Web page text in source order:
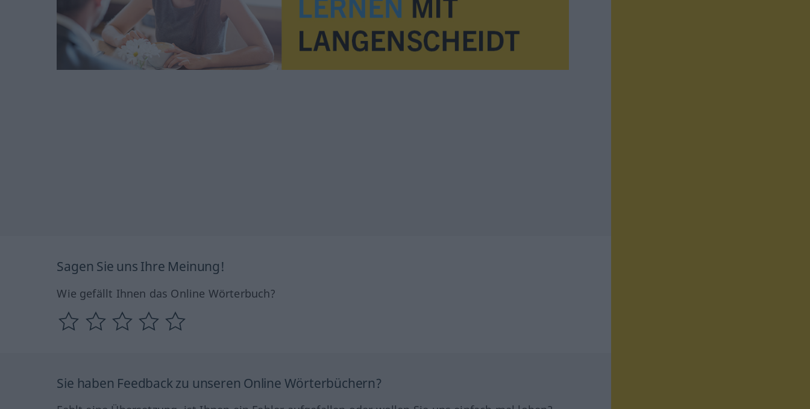
Sagen Sie uns Ihre Meinung!
Wie gefällt Ihnen das Online Wörterbuch?
Sie haben Feedback zu unseren Online Wörterbüchern?